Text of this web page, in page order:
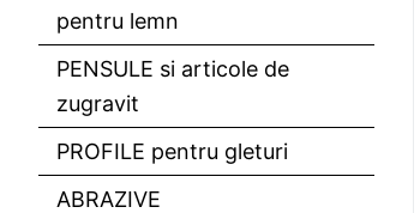
pentru lemn
PENSULE si articole de
zugravit
PROFILE pentru gleturi
ABRAZIVE